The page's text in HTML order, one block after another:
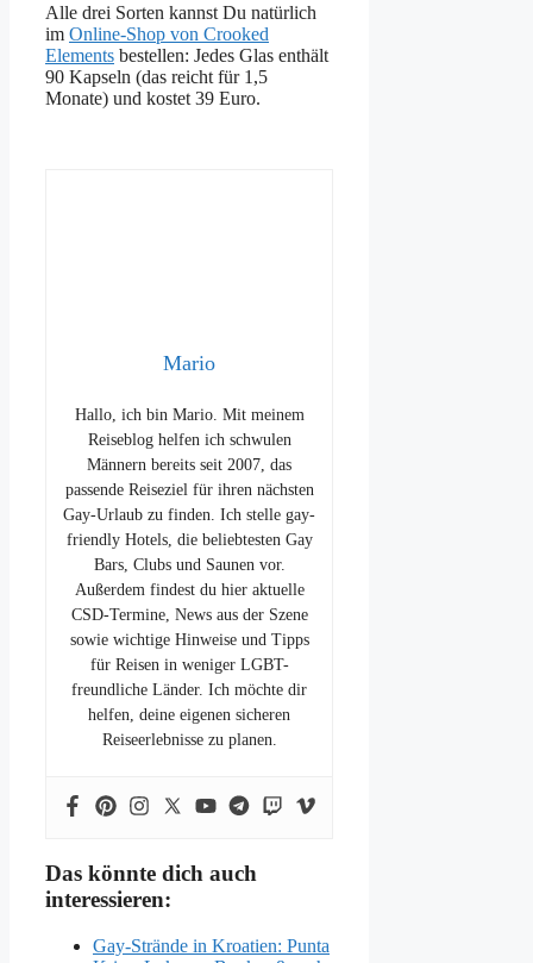
Alle drei Sorten kannst Du natürlich
im Online-Shop von Crooked
Elements bestellen: Jedes Glas enthält
90 Kapseln (das reicht für 1,5
Monate) und kostet 39 Euro.
Mario
Hallo, ich bin Mario. Mit meinem
Reiseblog helfen ich schwulen
Männern bereits seit 2007, das
passende Reiseziel für ihren nächsten
Gay-Urlaub zu finden. Ich stelle gay-
friendly Hotels, die beliebtesten Gay
Bars, Clubs und Saunen vor.
Außerdem findest du hier aktuelle
CSD-Termine, News aus der Szene
sowie wichtige Hinweise und Tipps
für Reisen in weniger LGBT-
freundliche Länder. Ich möchte dir
helfen, deine eigenen sicheren
Reiseerlebnisse zu planen.
Das könnte dich auch
interessieren:
Gay-Strände in Kroatien: Punta